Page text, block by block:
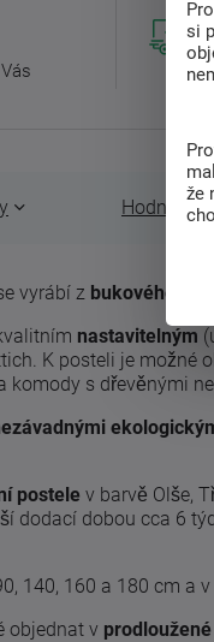
vyrábí z bukového
nastavitelným
K posteli je možné
komody s dřevěnými
postele v barvě Olše,
dodací dobou cca 6
140, 160 a 180 cm a v
objednat v
si
že